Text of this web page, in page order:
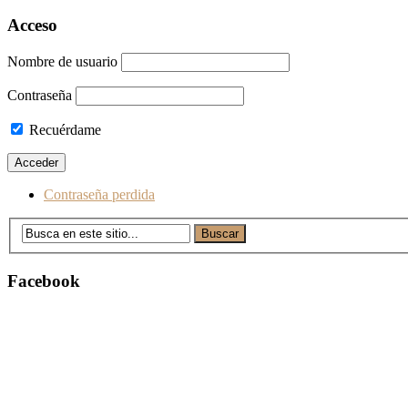
a
entradas
Acceso
Nombre de usuario
Contraseña
Recuérdame
Contraseña perdida
Facebook